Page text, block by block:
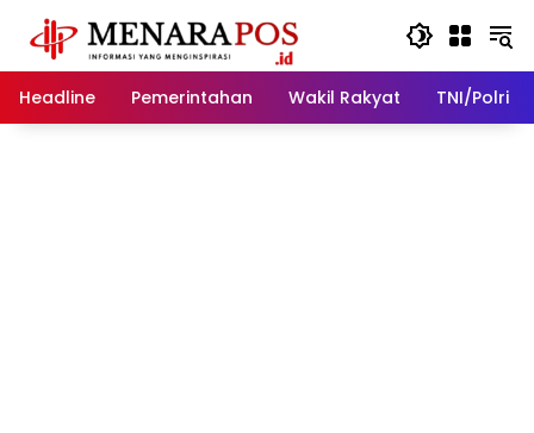
konten
Headline
Pemerintahan Wakil Rakyat TNI/Polri